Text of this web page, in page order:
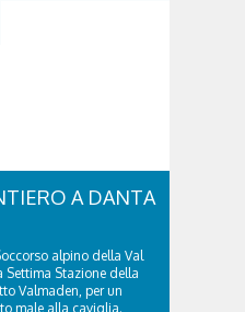
A DANTA
alpino della Val
Settima Stazione della
Valmaden, per un
male alla caviglia.